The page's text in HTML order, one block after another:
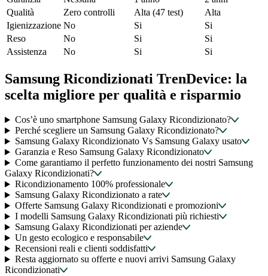
Qualità
Zero controlli Alta (47 test)
Alta
Igienizzazione No Si
Si
Reso
No Si
Si
Assistenza
No Si Si
Samsung Ricondizionati TrenDevice: la
scelta migliore per qualità e risparmio
Cos’è uno smartphone Samsung Galaxy Ricondizionato?
Perché scegliere un Samsung Galaxy Ricondizionato?
Samsung Galaxy Ricondizionato Vs Samsung Galaxy usato
Garanzia e Reso Samsung Galaxy Ricondizionato
Come garantiamo il perfetto funzionamento dei nostri Samsung
Galaxy Ricondizionati?
Ricondizionamento 100% professionale
Samsung Galaxy Ricondizionato a rate
Offerte Samsung Galaxy Ricondizionati e promozioni
I modelli Samsung Galaxy Ricondizionati più richiesti
Samsung Galaxy Ricondizionati per aziende
Un gesto ecologico e responsabile
Recensioni reali e clienti soddisfatti
Resta aggiornato su offerte e nuovi arrivi Samsung Galaxy
Ricondizionati